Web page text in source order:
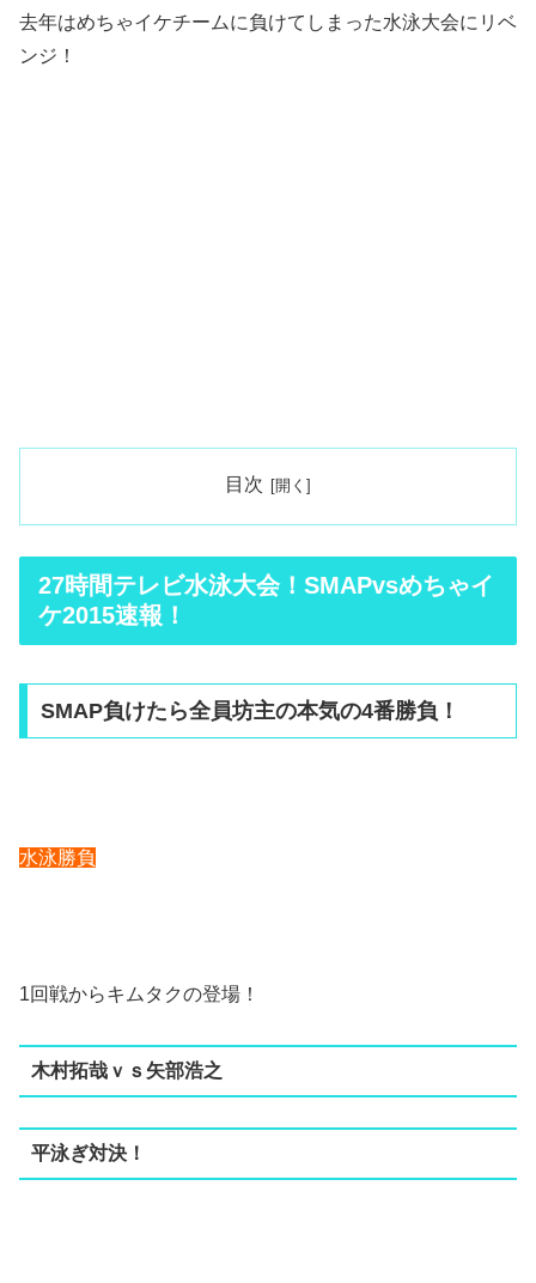
去年はめちゃイケチームに負けてしまった水泳大会にリベ
ンジ！
目次
27時間テレビ水泳大会！SMAPvsめちゃイ
ケ2015速報！
SMAP負けたら全員坊主の本気の4番勝負！
水泳勝負
1回戦からキムタクの登場！
木村拓哉ｖｓ矢部浩之
平泳ぎ対決！